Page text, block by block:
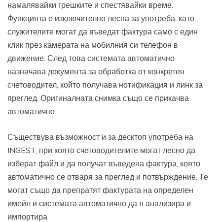
намалявайки грешките и спестявайки време.
Функцията е изключително лесна за употреба, като
служителите могат да въведат фактура само с един
клик през камерата на мобилния си телефон в
движение. След това системата автоматично
назначава документа за обработка от конкретен
счетоводител, който получава нотификация и линк за
преглед. Оригиналната снимка също се прикачва
автоматично.
Съществува възможност и за десктоп употреба на
INGEST, при която счетоводителите могат лесно да
изберат файл и да получат въведена фактура, която
автоматично се отваря за преглед и потвърждение. Те
могат също да препратят фактурата на определен
имейл и системата автоматично да я анализира и
импортира.